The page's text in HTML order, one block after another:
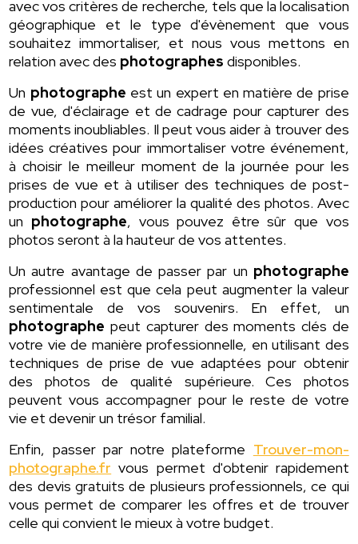
avec vos critères de recherche, tels que la localisation
géographique et le type d'évènement que vous
souhaitez immortaliser, et nous vous mettons en
relation avec des photographes disponibles.
Un photographe est un expert en matière de prise
de vue, d'éclairage et de cadrage pour capturer des
moments inoubliables. Il peut vous aider à trouver des
idées créatives pour immortaliser votre événement,
à choisir le meilleur moment de la journée pour les
prises de vue et à utiliser des techniques de post-
production pour améliorer la qualité des photos. Avec
un photographe, vous pouvez être sûr que vos
photos seront à la hauteur de vos attentes.
Un autre avantage de passer par un photographe
professionnel est que cela peut augmenter la valeur
sentimentale de vos souvenirs. En effet, un
photographe peut capturer des moments clés de
votre vie de manière professionnelle, en utilisant des
techniques de prise de vue adaptées pour obtenir
des photos de qualité supérieure. Ces photos
peuvent vous accompagner pour le reste de votre
vie et devenir un trésor familial.
Enfin, passer par notre plateforme Trouver-mon-
photographe.fr vous permet d'obtenir rapidement
des devis gratuits de plusieurs professionnels, ce qui
vous permet de comparer les offres et de trouver
celle qui convient le mieux à votre budget.